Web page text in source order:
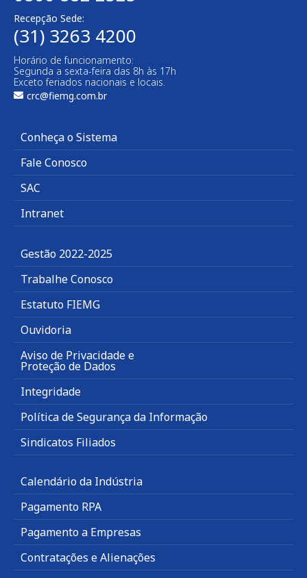
Recepção Sede:
(31) 3263 4200
Horário de funcionamento:
Segunda a sexta-feira das 8h às 17h
Exceto feriados nacionais e locais.
crc@fiemg.com.br
Conheça o Sistema
Fale Conosco
SAC
Intranet
Gestão 2022-2025
Trabalhe Conosco
Estatuto FIEMG
Ouvidoria
Aviso de Privacidade e
Proteção de Dados
Integridade
Política de Segurança da Informação
Sindicatos Filiados
Calendário da Indústria
Pagamento RPA
Pagamento a Empresas
Contratações e Alienações